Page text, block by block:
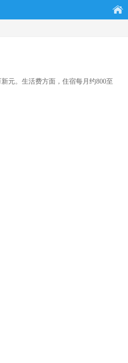
元。生活费方面，住宿每月约800至